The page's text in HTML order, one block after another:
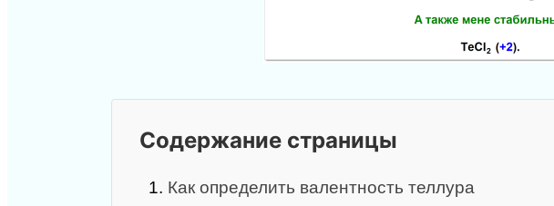
Содержание страницы
1. Как определить валентность теллура